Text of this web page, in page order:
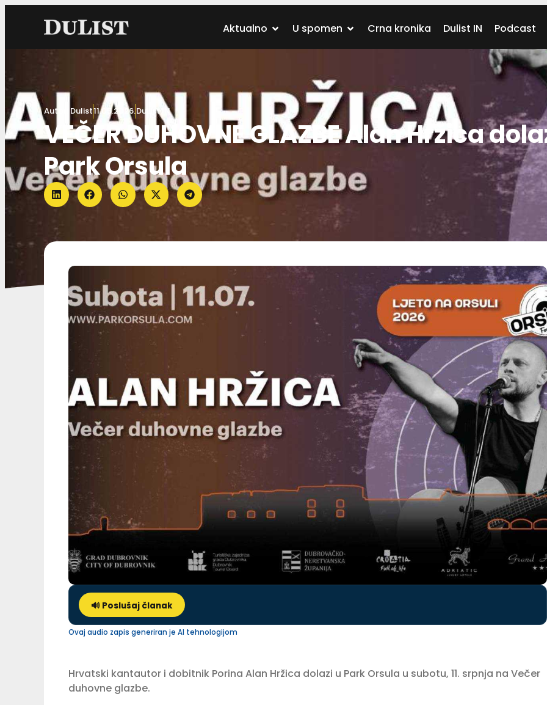
Aktualno U spomen Crna kronika Dulist IN Podcast
Autor: Dulist11.05.2026.DuList IN
VEČER DUHOVNE GLAZBE Alan Hržica
Park Orsula
🔊 Poslušaj članak
Ovaj audio zapis generiran je AI tehnologijom
Hrvatski kantautor i dobitnik Porina Alan Hržica dolazi u Park Orsula u subotu, 11. srpnja na Večer
duhovne glazbe.